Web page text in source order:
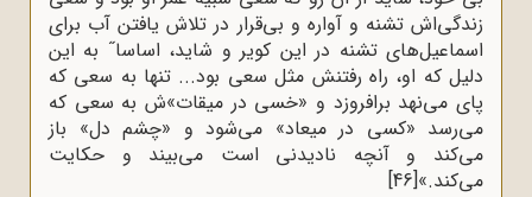
زندگی‌اش تشنه و آواره و بی‌قرار در تلاش یافتن آب برای
اسماعیل‌های تشنه در این کویر و شاید، اساسا˝ به این
دلیل که او، راه رفتنش مثل سعی بود... تنها به سعی که
پای می‌نهد برافروزد و «خسی در میقات»‌ش به سعی که
می‌رسد «کسی در میعاد» می‌شود و «چشم دل» باز
می‌کند و آنچه نادیدنی است می‌بیند و حکایت
می‌کند.»[46]